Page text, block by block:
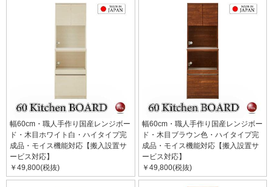
幅60cm・職人手作り国産レンジボー
ド・木目ホワイト白・ハイタイプ完
成品・モイス機能対応【搬入設置サ
ービス対応】
￥49,800(税抜)
幅60cm・職人手作り国産レンジボー
ド・木目ブラウン色・ハイタイプ完
成品・モイス機能対応【搬入設置サ
ービス対応】
￥49,800(税抜)